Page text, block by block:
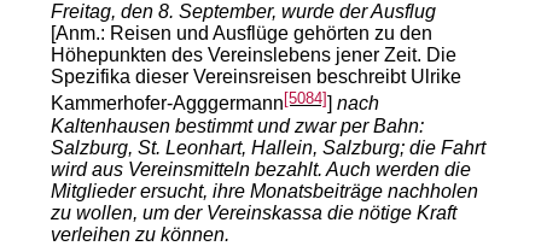
Freitag, den 8. September, wurde der Ausflug
[Anm.: Reisen und Ausflüge gehörten zu den
Höhepunkten des Vereinslebens jener Zeit. Die
Spezifika dieser Vereinsreisen beschreibt Ulrike
Kammerhofer-Agggermann[5084] nach
Kaltenhausen bestimmt und zwar per Bahn:
Salzburg, St. Leonhart, Hallein, Salzburg; die Fahrt
wird aus Vereinsmitteln bezahlt. Auch werden die
Mitglieder ersucht, ihre Monatsbeiträge nachholen
zu wollen, um der Vereinskassa die nötige Kraft
verleihen zu können.